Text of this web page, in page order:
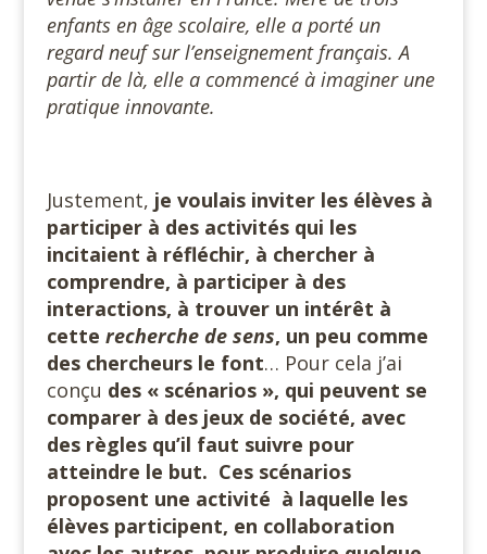
enfants en âge scolaire, elle a porté un
regard neuf sur l’enseignement français. A
partir de là, elle a commencé à imaginer une
pratique innovante.
Justement, je voulais inviter les élèves à
participer à des activités qui les
incitaient à réfléchir, à chercher à
comprendre, à participer à des
interactions, à trouver un intérêt à
cette recherche de sens, un peu comme
des chercheurs le font… Pour cela j’ai
conçu des « scénarios », qui peuvent se
comparer à des jeux de société, avec
des règles qu’il faut suivre pour
atteindre le but. Ces scénarios
proposent une activité à laquelle les
élèves participent, en collaboration